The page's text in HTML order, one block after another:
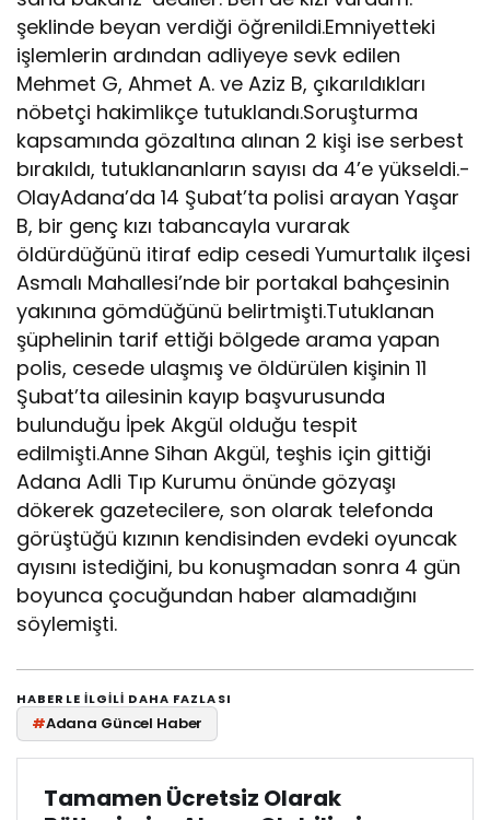
şeklinde beyan verdiği öğrenildi.Emniyetteki
işlemlerin ardından adliyeye sevk edilen
Mehmet G, Ahmet A. ve Aziz B, çıkarıldıkları
nöbetçi hakimlikçe tutuklandı.Soruşturma
kapsamında gözaltına alınan 2 kişi ise serbest
bırakıldı, tutuklananların sayısı da 4’e yükseldi.-
OlayAdana’da 14 Şubat’ta polisi arayan Yaşar
B, bir genç kızı tabancayla vurarak
öldürdüğünü itiraf edip cesedi Yumurtalık ilçesi
Asmalı Mahallesi’nde bir portakal bahçesinin
yakınına gömdüğünü belirtmişti.Tutuklanan
şüphelinin tarif ettiği bölgede arama yapan
polis, cesede ulaşmış ve öldürülen kişinin 11
Şubat’ta ailesinin kayıp başvurusunda
bulunduğu İpek Akgül olduğu tespit
edilmişti.Anne Sihan Akgül, teşhis için gittiği
Adana Adli Tıp Kurumu önünde gözyaşı
dökerek gazetecilere, son olarak telefonda
görüştüğü kızının kendisinden evdeki oyuncak
ayısını istediğini, bu konuşmadan sonra 4 gün
boyunca çocuğundan haber alamadığını
söylemişti.
HABERLE ILGILI DAHA FAZLASI
#Adana Güncel Haber
Tamamen Ücretsiz Olarak